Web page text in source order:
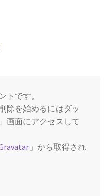
トです。
除を始めるにはダッ
画面にアクセスして
」から取得され